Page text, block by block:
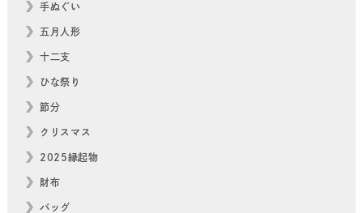
手ぬぐい
五月人形
十二支
ひな祭り
節分
クリスマス
2025縁起物
財布
バッグ